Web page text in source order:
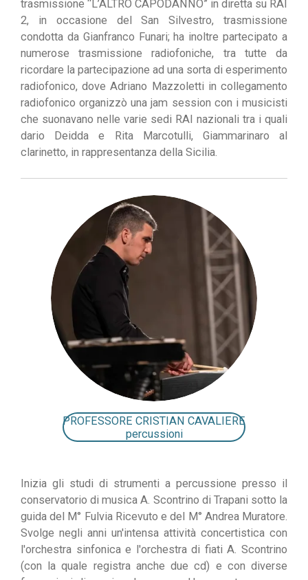
trasmissione “L’ALTRO CAPODANNO” in diretta su RAI
2, in occasione del San Silvestro, trasmissione
condotta da Gianfranco Funari; ha inoltre partecipato a
numerose trasmissione radiofoniche, tra tutte da
ricordare la partecipazione ad una sorta di esperimento
radiofonico, dove Adriano Mazzoletti in collegamento
radiofonico organizzò una jam session con i musicisti
che suonavano nelle varie sedi RAI nazionali tra i quali
dario Deidda e Rita Marcotulli, Giammarinaro al
clarinetto, in rappresentanza della Sicilia.
PROFESSORE CRISTIAN CAVALIERE
percussioni
nizia gli studi di strumenti a percussione presso il
conservatoriodimusicaA. Scontrino di Trapani sotto la
guida del M° Fulvia Ricevuto e del M° Andrea Muratore.
Svolge negli anni un'intensa attività concertistica con
l'orchestra sinfonica e l'orchestra di fiati A. Scontrino
(con la quale registra anche due cd) e con diverse